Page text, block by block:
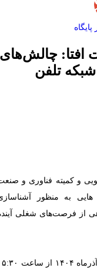
چالش‌های
تلفن
و کمیته فناوری و صنعت
به منظور آشناسازی
از فرصت‌های شغلی آینده
اولین نشست از این برنامه در روز سه‌شنبه ۱۱ آذرماه ۱۴۰۴ از ساعت ۱۵:۳۰